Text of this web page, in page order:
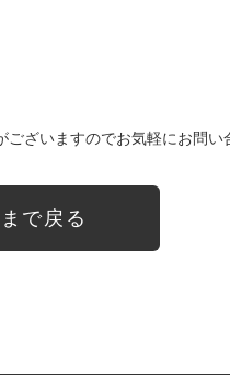
ざいますのでお気軽にお問い
で戻る